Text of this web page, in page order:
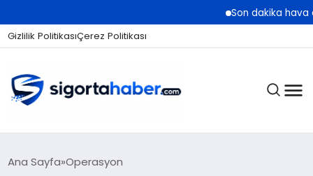
Son dakika hava
Gizlilik PolitikasıÇerez Politikası
SIGORTA
Ana Sayfa Operasyon